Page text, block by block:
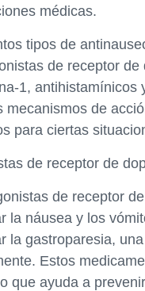
médicas.
tipos de
de receptor
1, antihistamínicos
mecanismos de
para ciertas
de receptor de
de receptor
la náusea y los
la gastroparesia,
Estos
que ayuda a